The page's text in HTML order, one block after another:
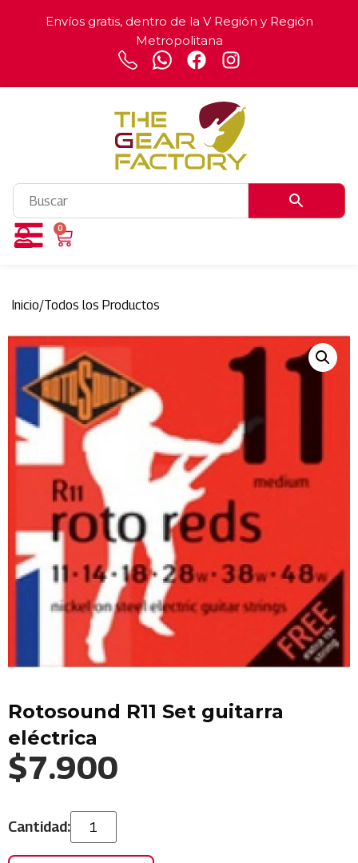
Envíos gratis, dentro de la V Región y Región
Metropolitana
0
Inicio/Todos los Productos
Rotosound R11 Set guitarra
eléctrica
$7.900